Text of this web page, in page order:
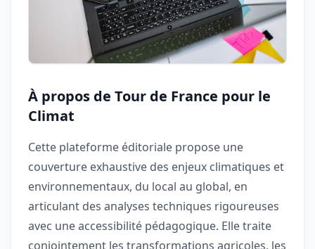
À propos de Tour de France pour le
Climat
Cette plateforme éditoriale propose une
couverture exhaustive des enjeux climatiques et
environnementaux, du local au global, en
articulant des analyses techniques rigoureuses
avec une accessibilité pédagogique. Elle traite
conjointement les transformations agricoles, les